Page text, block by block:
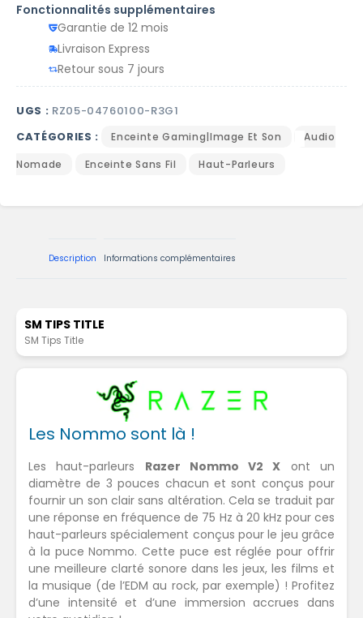
Fonctionnalités supplémentaires
Garantie de 12 mois
Livraison Express
Retour sous 7 jours
UGS : RZ05-04760100-R3G1
CATÉGORIES :
Enceinte Gaming|Image Et Son
Audio
Nomade
Enceinte Sans Fil Haut-Parleurs
Description Informations complémentaires
SM TIPS TITLE
SM Tips Title
Les Nommo sont là !
Les haut-parleurs Razer Nommo V2 X ont un
diamètre de 3 pouces chacun et sont conçus pour
fournir un son clair sans altération. Cela se traduit par
une réponse en fréquence de 75 Hz à 20 kHz pour ces
haut-parleurs spécialement conçus pour le jeu grâce
à la puce Nommo. Cette puce est réglée pour offrir
une meilleure clarté sonore dans les jeux, les films et
la musique (de l’EDM au rock, par exemple) ! Profitez
d’une intensité et d’une immersion accrues dans